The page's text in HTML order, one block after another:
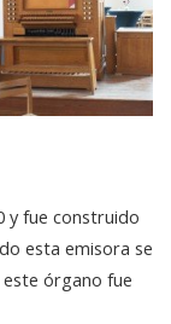
y fue construido
esta emisora se
órgano fue